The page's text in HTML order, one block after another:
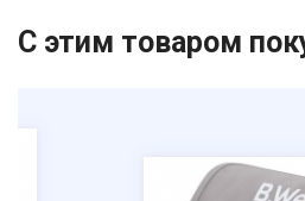
С этим товаром